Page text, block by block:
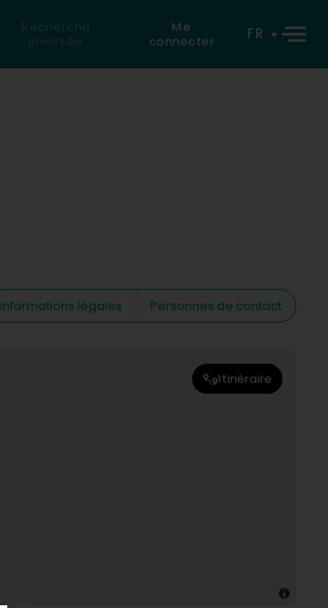
Recherche
inversée
Me
connecter
FR
Informations légales
Personnes de contact
Itinéraire